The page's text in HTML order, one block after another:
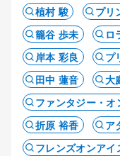
植村 駿
プリ
籠谷 歩未
ロ
岸本 彩良
プ
田中 蓮音
大
ファンタジー・
折原 裕香
ア
フレンズオンアイ